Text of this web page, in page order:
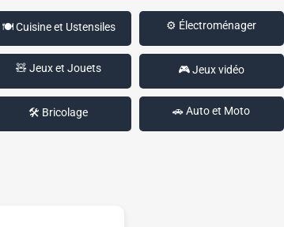
🍽️ Cuisine et Ustensiles ⚙️ Électroménager
🧸 Jeux et Jouets 🎮 Jeux vidéo
🛠️ Bricolage 🚗 Auto et Moto